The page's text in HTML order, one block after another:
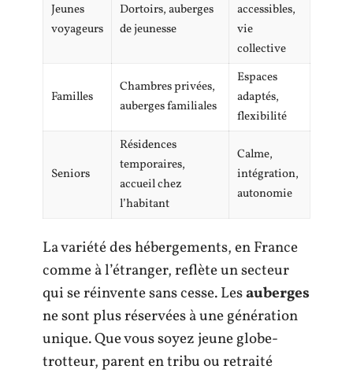
Jeunes
voyageurs
Dortoirs, auberges
de jeunesse
accessibles,
vie
collective
Familles
Chambres privées,
auberges familiales
Espaces
adaptés,
flexibilité
Seniors
Résidences
temporaires,
accueil chez
l’habitant
Calme,
intégration,
autonomie
La variété des hébergements, en France
comme à l’étranger, reflète un secteur
qui se réinvente sans cesse. Lesauberges
ne sont plus réservées à une génération
unique. Que vous soyez jeune globe-
trotteur, parent en tribu ou retraité